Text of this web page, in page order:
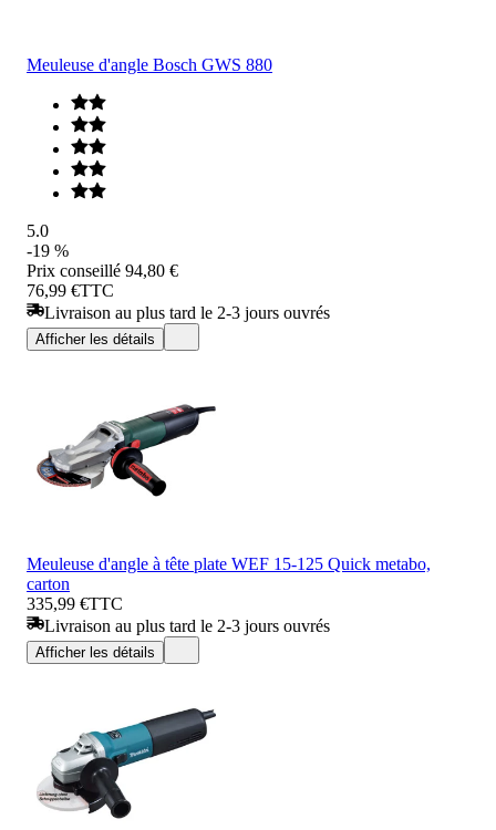
Meuleuse d'angle Bosch GWS 880
5.0
-19 %
Prix conseillé 94,80 €
76,99 €TTC
Livraison au plus tard le 2-3 jours ouvrés
Afficher les détails
Meuleuse d'angle à tête plate WEF 15-125 Quick metabo,
carton
335,99 €TTC
Livraison au plus tard le 2-3 jours ouvrés
Afficher les détails